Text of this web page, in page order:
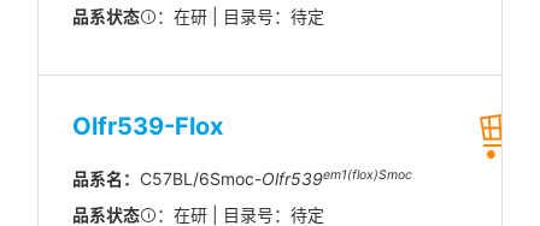
品系状态 ：在研 | 目录号：待定
Olfr539-Flox
品系名： C57BL/6Smoc-Olfr539em1(flox)Smoc
品系状态 ：在研 | 目录号：待定